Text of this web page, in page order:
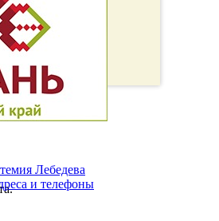
Лебедева
и телефоны